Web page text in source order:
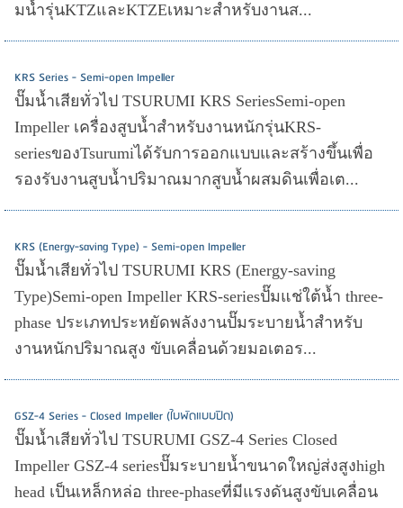
มน้ำรุ่นKTZและKTZEเหมาะสำหรับงานส...
KRS Series - Semi-open Impeller
ปั๊มน้ำเสียทั่วไป TSURUMI KRS SeriesSemi-open
Impeller เครื่องสูบน้ำสำหรับงานหนักรุ่นKRS-
seriesของTsurumiได้รับการออกแบบและสร้างขึ้นเพื่อ
รองรับงานสูบน้ำปริมาณมากสูบน้ำผสมดินเพื่อเต...
KRS (Energy-saving Type) - Semi-open Impeller
ปั๊มน้ำเสียทั่วไป TSURUMI KRS (Energy-saving
Type)Semi-open Impeller KRS-seriesปั๊มแช่ใต้น้ำ three-
phase ประเภทประหยัดพลังงานปั๊มระบายน้ำสำหรับ
งานหนักปริมาณสูง ขับเคลื่อนด้วยมอเตอร...
GSZ-4 Series - Closed Impeller (ใบพัดแบบปิด)
ปั๊มน้ำเสียทั่วไป TSURUMI GSZ-4 Series Closed
Impeller GSZ-4 seriesปั๊มระบายน้ำขนาดใหญ่ส่งสูงhigh
head เป็นเหล็กหล่อ three-phaseที่มีแรงดันสูงขับเคลื่อน